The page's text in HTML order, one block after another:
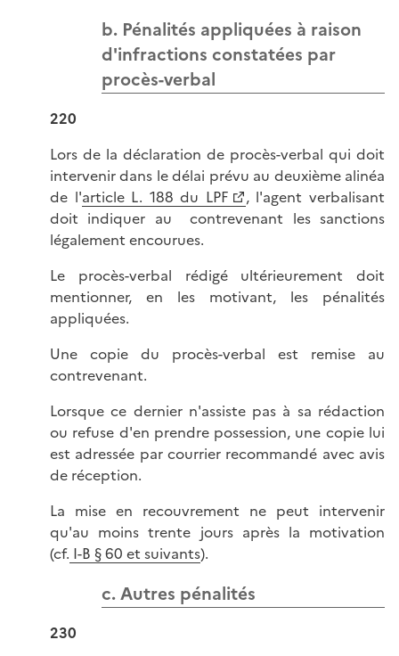
b. Pénalités appliquées à raison
d'infractions constatées par
procès-verbal
220
Lors de la déclaration de procès-verbal qui doit
intervenir dans le délai prévu au deuxième alinéa
de l'article L. 188 du LPF
, l'agent verbalisant
doit indiquer au contrevenant les sanctions
légalement encourues.
Le procès-verbal rédigé ultérieurement doit
mentionner, en les motivant, les pénalités
appliquées.
Une copie du procès-verbal est remise au
contrevenant.
Lorsque ce dernier n'assiste pas à sa rédaction
ou refuse d'en prendre possession, une copie lui
est adressée par courrier recommandé avec avis
de réception.
La mise en recouvrement ne peut intervenir
qu'au moins trente jours après la motivation
(cf. I-B § 60 et suivants).
c. Autres pénalités
230